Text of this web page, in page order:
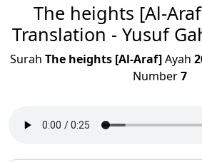
The heights [Al-
Translation - Yusuf
Surah The heights [Al-Araf]Ayah
Number7